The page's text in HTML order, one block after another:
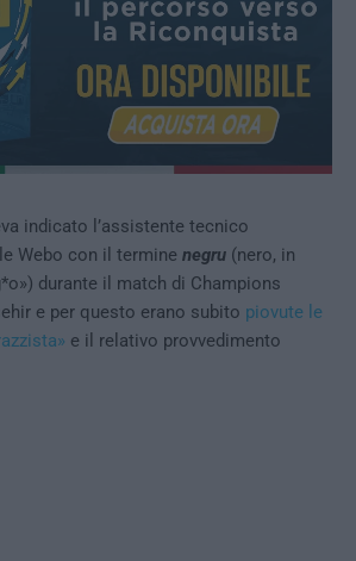
indicato l’assistente tecnico
Webo con il termine negru (nero, in
durante il match di Champions
e per questo erano subito piovute le
e il relativo provvedimento